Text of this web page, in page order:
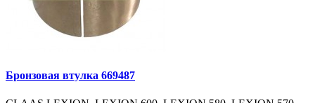
Бронзовая втулка 669487